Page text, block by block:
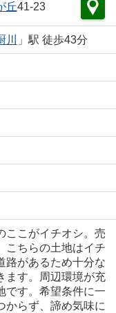
丘41-23
川 」駅 徒歩43分
ここがイチオシ。売
こちらの土地はイチ
路があるため十分な
ます。周辺環境が充
です。希望条件に一
からず、諦め気味に